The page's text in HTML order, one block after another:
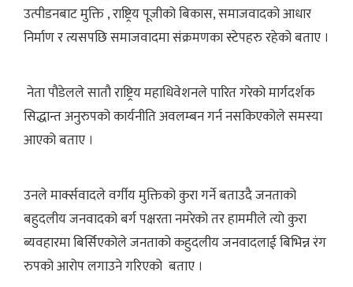
उत्पीडनबाट मुक्ति , राष्ट्रिय पूजीको बिकास, समाजवादको आधार
निर्माण र त्यसपछि समाजवादमा संक्रमणका स्टेपहरु रहेको बताए ।
नेता पौडेलले सातौ राष्ट्रिय महाधिवेशनले पारित गरेको मार्गदर्शक
सिद्धान्त अनुरुपको कार्यनीति अवलम्बन गर्न नसकिएकोले समस्या
आएको बताए ।
उनले मार्क्सवादले वर्गीय मुक्तिको कुरा गर्ने बताउदै जनताको
बहुदलीय जनवादको बर्ग पक्षरता नमरेको तर हाममीले त्यो कुरा
ब्यवहारमा बिर्सिएकोले जनताको कहुदलीय जनवादलाई बिभिन्न रंग
रुपको आरोप लगाउने गरिएको बताए ।